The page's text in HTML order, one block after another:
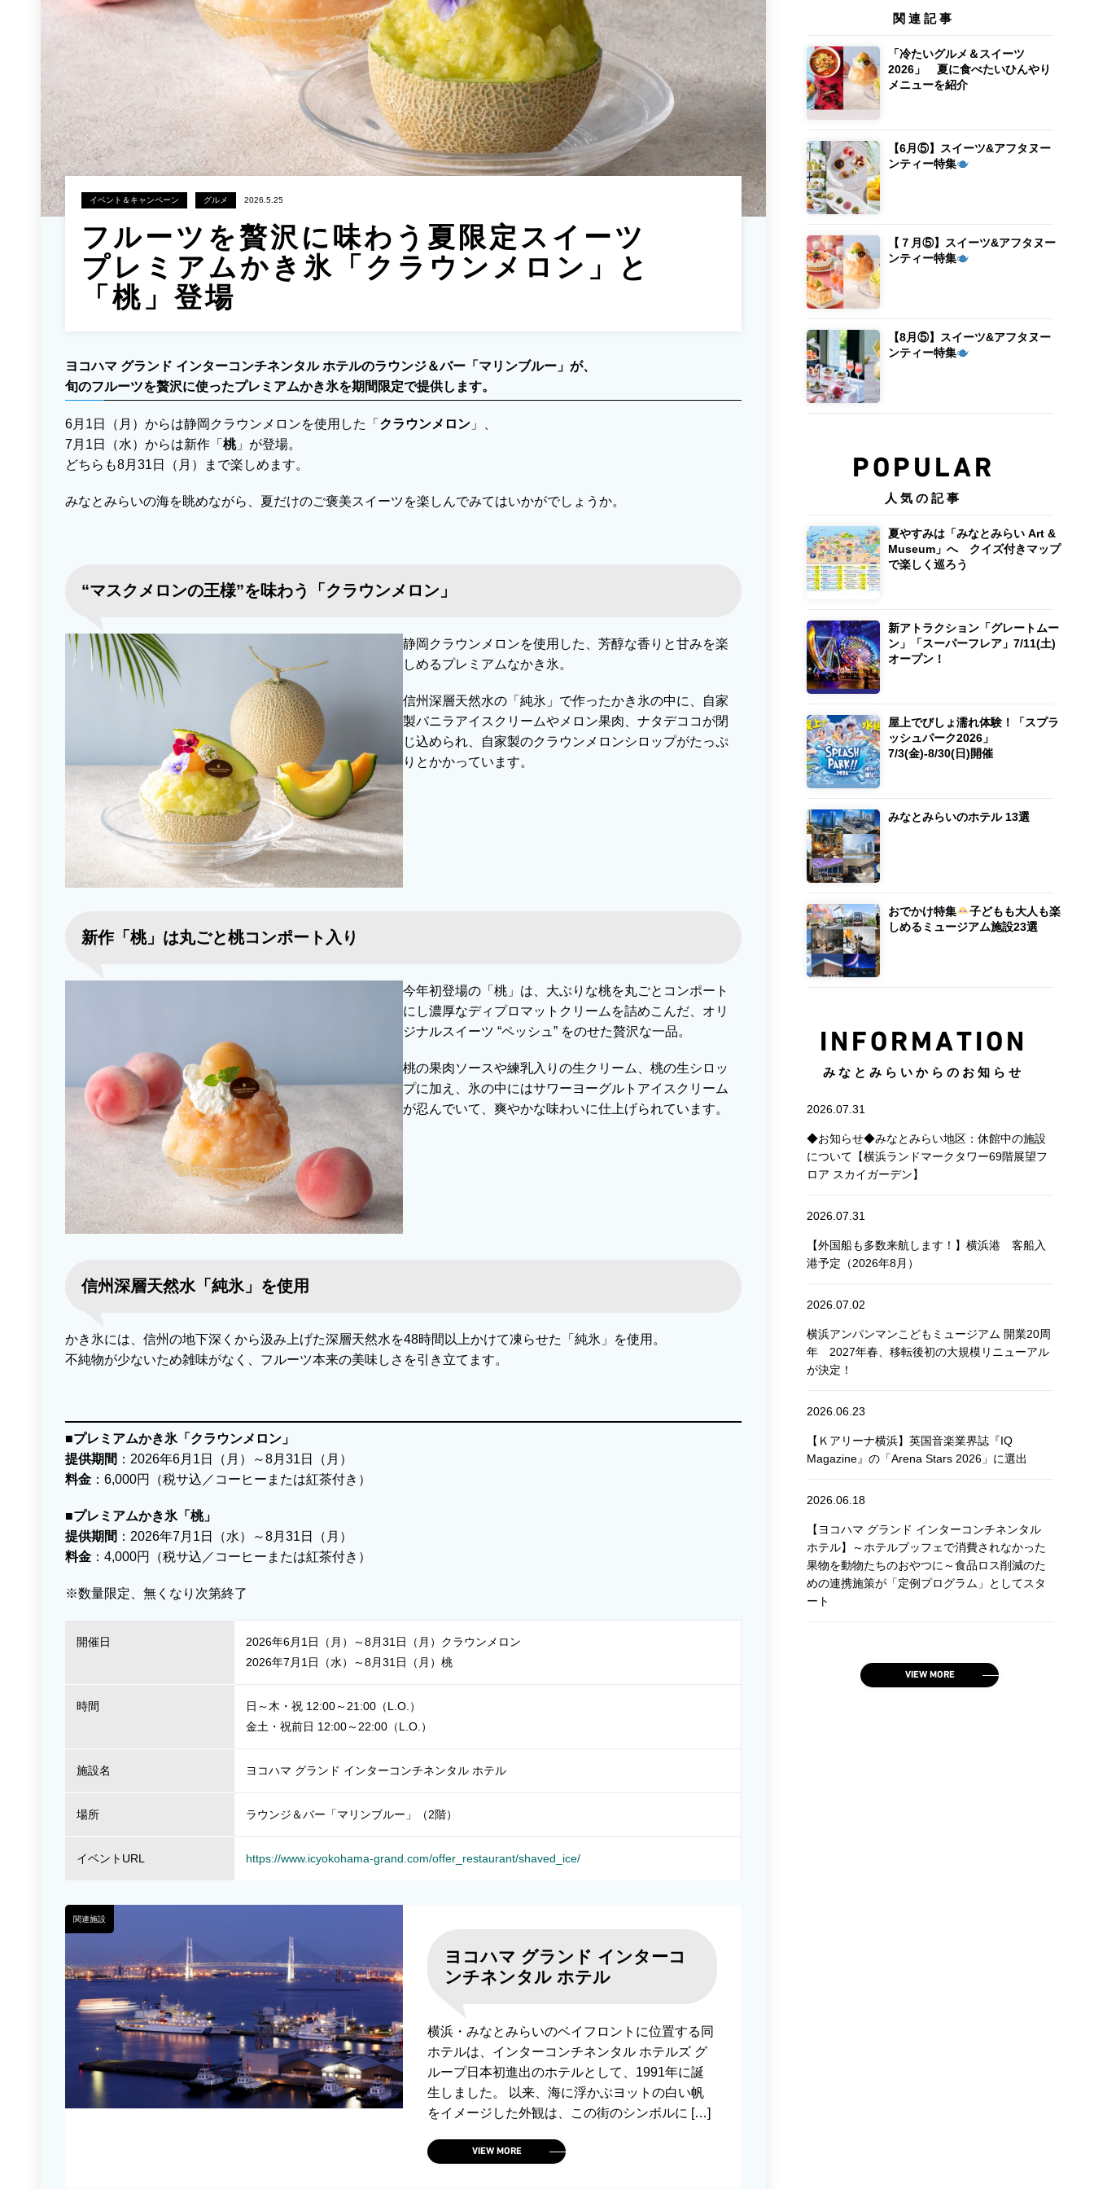
イベント＆キャンペーン グルメ 2026.5.25
フルーツを贅沢に味わう夏限定スイーツ
プレミアムかき氷「クラウンメロン」と
「桃」登場
ヨコハマ グランド インターコンチネンタル ホテルのラウンジ＆バー「マリンブルー」が、
旬のフルーツを贅沢に使ったプレミアムかき氷を期間限定で提供します。
6月1日（月）からは静岡クラウンメロンを使用した「 クラウンメロン 」、
7月1日（水）からは新作「 桃」が登場。
どちらも8月31日（月）まで楽しめます。
みなとみらいの海を眺めながら、夏だけのご褒美スイーツを楽しんでみてはいかがでしょうか。
“マスクメロンの王様”を味わう「クラウンメロン」
静岡クラウンメロンを使用した、芳醇な香りと甘みを楽
しめるプレミアムなかき氷。
信州深層天然水の「純氷」で作ったかき氷の中に、自家
製バニラアイスクリームやメロン果肉、ナタデココが閉
じ込められ、自家製のクラウンメロンシロップがたっぷ
りとかかっています。
新作「桃」は丸ごと桃コンポート入り
今年初登場の「桃」は、大ぶりな桃を丸ごとコンポート
にし濃厚なディプロマットクリームを詰めこんだ、オリ
ジナルスイーツ “ペッシュ” をのせた贅沢な一品。
桃の果肉ソースや練乳入りの生クリーム、桃の生シロッ
プに加え、氷の中にはサワーヨーグルトアイスクリーム
が忍んでいて、爽やかな味わいに仕上げられています。
信州深層天然水「純氷」を使用
かき氷には、信州の地下深くから汲み上げた深層天然水を48時間以上かけて凍らせた「純氷」を使用。
不純物が少ないため雑味がなく、フルーツ本来の美味しさを引き立てます。
■プレミアムかき氷「クラウンメロン」
提供期間 ：2026年6月1日（月）～8月31日（月）
料金 ：6,000円（税サ込／コーヒーまたは紅茶付き）
■プレミアムかき氷「桃」
提供期間 ：2026年7月1日（水）～8月31日（月）
料金 ：4,000円（税サ込／コーヒーまたは紅茶付き）
※数量限定、無くなり次第終了
開催日
2026年6月1日（月）～8月31日（月）クラウンメロン
2026年7月1日（水）～8月31日（月）桃
時間
日～木・祝 12:00～21:00（L.O.）
金土・祝前日 12:00～22:00（L.O.）
施設名 ヨコハマ グランド インターコンチネンタル ホテル
場所 ラウンジ＆バー「マリンブルー」（2階）
イベントURL https://www.icyokohama-grand.com/offer_restaurant/shaved_ice/
ヨコハマ グランド インターコ
ンチネンタル ホテル
横浜・みなとみらいのベイフロントに位置する同
ホテルは、インターコンチネンタル ホテルズ グ
ループ日本初進出のホテルとして、1991年に誕
生しました。 以来、海に浮かぶヨットの白い帆
をイメージした外観は、この街のシンボルに […]
VIEW MORE
関連記事
「冷たいグルメ＆スイーツ
2026」 夏に食べたいひんやり
メニューを紹介
【6月⑤】スイーツ&アフタヌー
ンティー特集
【７月⑤】スイーツ&アフタヌー
ンティー特集
【8月⑤】スイーツ&アフタヌー
ンティー特集
POPULAR
人気の記事
夏やすみは「みなとみらい Art &
Museum」へ クイズ付きマップ
で楽しく巡ろう
新アトラクション「グレートムー
ン」「スーパーフレア」7/11(土)
オープン！
屋上でびしょ濡れ体験！「スプラ
ッシュパーク2026」
7/3(金)-8/30(日)開催
みなとみらいのホテル 13選
おでかけ特集
子どもも大人も楽
しめるミュージアム施設23選
INFORMATION
みなとみらいからのお知らせ
2026.07.31
◆お知らせ◆みなとみらい地区：休館中の施設
について【横浜ランドマークタワー69階展望フ
ロア スカイガーデン】
2026.07.31
【外国船も多数来航します！】横浜港 客船入
港予定（2026年8月）
2026.07.02
横浜アンパンマンこどもミュージアム 開業20周
年 2027年春、移転後初の大規模リニューアル
が決定！
2026.06.23
【Ｋアリーナ横浜】英国音楽業界誌『IQ
Magazine』の「Arena Stars 2026」に選出
2026.06.18
【ヨコハマ グランド インターコンチネンタル
ホテル】～ホテルブッフェで消費されなかった
果物を動物たちのおやつに～食品ロス削減のた
めの連携施策が「定例プログラム」としてスタ
ート
VIEW MORE